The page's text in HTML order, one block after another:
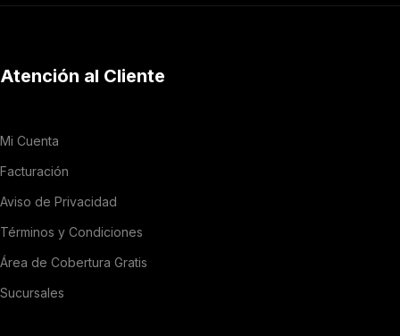
Atención al Cliente
Mi Cuenta
Facturación
Aviso de Privacidad
Términos y Condiciones
Área de Cobertura Gratis
Sucursales